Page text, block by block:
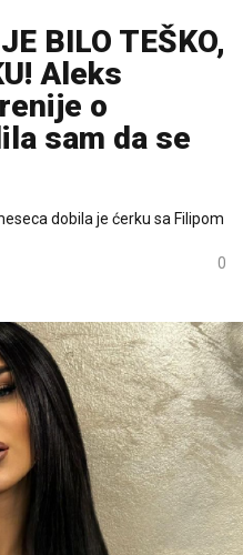
BILO TEŠKO,
Aleks
o
sam da se
dobila je ćerku sa Filipom
0